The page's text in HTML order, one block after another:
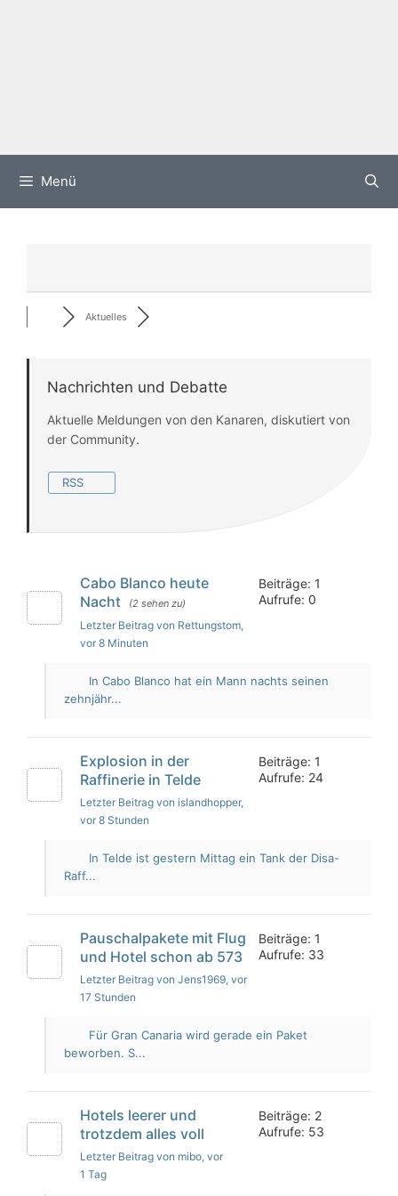
Menü
Aktuelles
Nachrichten und Debatte
Aktuelle Meldungen von den Kanaren, diskutiert von
der Community.
RSS
Cabo Blanco heute
Nacht
(2 sehen zu)
Letzter Beitrag von Rettungstom,
vor 8 Minuten
Beiträge: 1
Aufrufe: 0
In Cabo Blanco hat ein Mann nachts seinen
zehnjähr...
Explosion in der
Raffinerie in Telde
Letzter Beitrag von islandhopper,
vor 8 Stunden
Beiträge: 1
Aufrufe: 24
In Telde ist gestern Mittag ein Tank der Disa-
Raff...
Pauschalpakete mit Flug
und Hotel schon ab 573
Letzter Beitrag von Jens1969, vor
17 Stunden
Beiträge: 1
Aufrufe: 33
Für Gran Canaria wird gerade ein Paket
beworben. S...
Hotels leerer und
trotzdem alles voll
Letzter Beitrag von mibo, vor
1 Tag
Beiträge: 2
Aufrufe: 53